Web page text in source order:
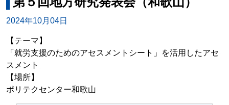
2024年10月04日
【テーマ】
「就労支援のためのアセスメントシート」を活用したアセ
スメント
【場所】
ポリテクセンター和歌山